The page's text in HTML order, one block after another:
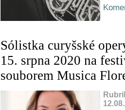
Sólistka curyšské
15. srpna 2020 na
souborem Musica